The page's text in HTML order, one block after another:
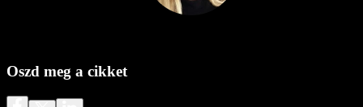
Oszd meg a cikket